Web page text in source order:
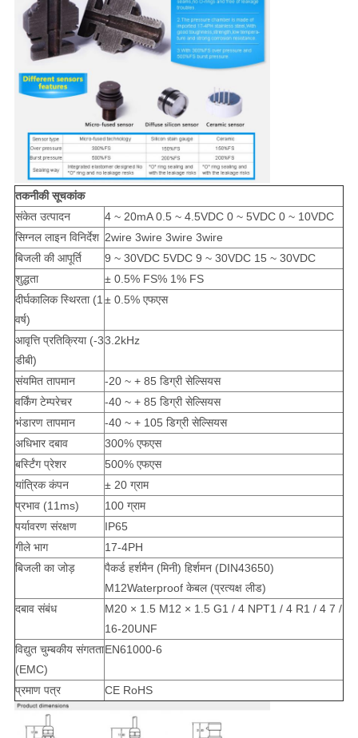
तकनीकी सूचकांक
संकेत उत्पादन
4 ~ 20mA 0.5 ~ 4.5VDC 0 ~ 5VDC 0 ~ 10VDC
सिग्नल लाइन विनिर्देश 2wire 3wire 3wire 3wire
बिजली की आपूर्ति
9 ~ 30VDC 5VDC 9 ~ 30VDC 15 ~ 30VDC
शुद्धता
± 0.5% FS% 1% FS
दीर्घकालिक स्थिरता (1
वर्ष)
± 0.5% एफएस
आवृत्ति प्रतिक्रिया (-3
डीबी)
3.2kHz
संयमित तापमान
-20 ~ + 85 डिग्री सेल्सियस
वर्किंग टेम्परेचर
-40 ~ + 85 डिग्री सेल्सियस
भंडारण तापमान
-40 ~ + 105 डिग्री सेल्सियस
अधिभार दबाव
300% एफएस
बर्स्टिंग प्रेशर
500% एफएस
यांत्रिक कंपन
± 20 ग्राम
प्रभाव (11ms)
100 ग्राम
पर्यावरण संरक्षण
IP65
गीले भाग
17-4PH
बिजली का जोड़
पैकर्ड हर्शमैन (मिनी) हिर्शमन (DIN43650)
M12Waterproof केबल (प्रत्यक्ष लीड)
दबाव संबंध
M20 × 1.5 M12 × 1.5 G1 / 4 NPT1 / 4 R1 / 4 7 /
16-20UNF
विद्युत चुम्बकीय संगतता
(EMC)
EN61000-6
प्रमाण पत्र CE RoHS